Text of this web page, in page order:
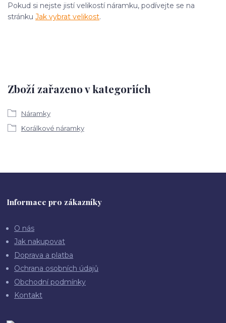
Pokud si nejste jistí velikostí náramku, podívejte se na
stránku Jak vybrat velikost.
Zboží zařazeno v kategoriích
Náramky
Korálkové náramky
Informace pro zákazníky
O nás
Jak nakupovat
Doprava a platba
Ochrana osobních údajů
Obchodní podmínky
Kontakt